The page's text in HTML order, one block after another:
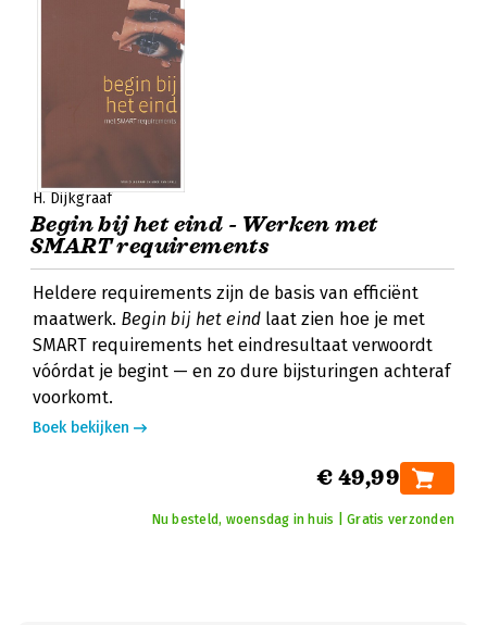
H. Dijkgraaf
Begin bij het eind - Werken met
SMART requirements
Heldere requirements zijn de basis van efficiënt
maatwerk. Begin bij het eind laat zien hoe je met
SMART requirements het eindresultaat verwoordt
vóórdat je begint — en zo dure bijsturingen achteraf
voorkomt.
Boek bekijken
€ 49,99
Nu besteld, woensdag in huis | Gratis verzonden